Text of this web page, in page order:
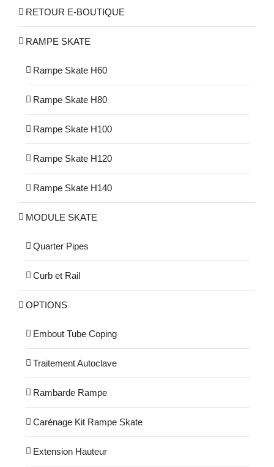
RETOUR E-BOUTIQUE
RAMPE SKATE
Rampe Skate H60
Rampe Skate H80
Rampe Skate H100
Rampe Skate H120
Rampe Skate H140
MODULE SKATE
Quarter Pipes
Curb et Rail
OPTIONS
Embout Tube Coping
Traitement Autoclave
Rambarde Rampe
Carénage Kit Rampe Skate
Extension Hauteur